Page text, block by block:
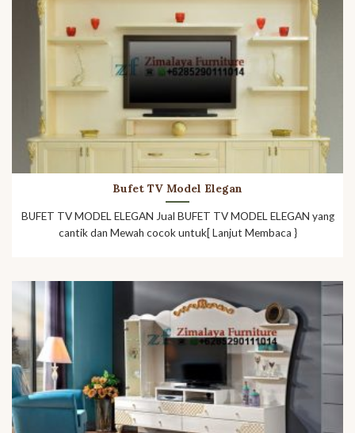
Bufet TV Model Elegan
BUFET TV MODEL ELEGAN Jual BUFET TV MODEL ELEGAN yang
cantik dan Mewah cocok untuk[ Lanjut Membaca }